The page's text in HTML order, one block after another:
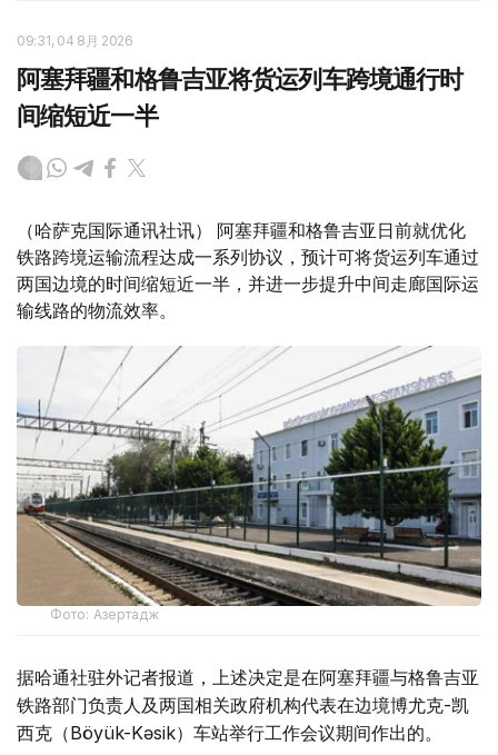
09:31, 04 8月 2026
阿塞拜疆和格鲁吉亚将货运列车跨境通行时
间缩短近一半
（哈萨克国际通讯社讯） 阿塞拜疆和格鲁吉亚日前就优化
铁路跨境运输流程达成一系列协议，预计可将货运列车通过
两国边境的时间缩短近一半，并进一步提升中间走廊国际运
输线路的物流效率。
Фото: Азертадж
据哈通社驻外记者报道，上述决定是在阿塞拜疆与格鲁吉亚
铁路部门负责人及两国相关政府机构代表在边境博尤克-凯
西克（Böyük-Kəsik）车站举行工作会议期间作出的。